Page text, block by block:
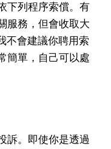
下列程序索償。有
服務，但會收取大
不會建議你聘用索
簡單，自己可以處
訴。即使你是透過